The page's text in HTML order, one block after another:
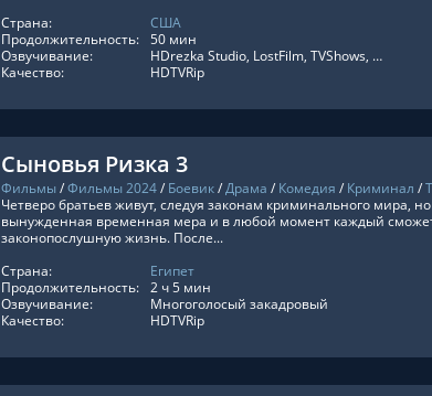
Страна:
США
Продолжительность: 50 мин
Озвучивание:
HDrezka Studio, LostFilm, TVShows, RezkaStudio, Red Head Sound, Оригинальный, Субтитры, Newstudio, Укр. Субтитры, RuDub, Украинский
Качество:
HDTVRip
Сыновья Ризка 3
Фильмы/Фильмы 2024/ Боевик/Драма / Комедия / Криминал /
Четверо братьев живут, следуя законам криминального мира,
вынужденная временная мера и в любой момент каждый сможет
законопослушную жизнь. После...
Страна:
Египет
Продолжительность: 2 ч 5 мин
Озвучивание:
Многоголосый закадровый
Качество:
HDTVRip